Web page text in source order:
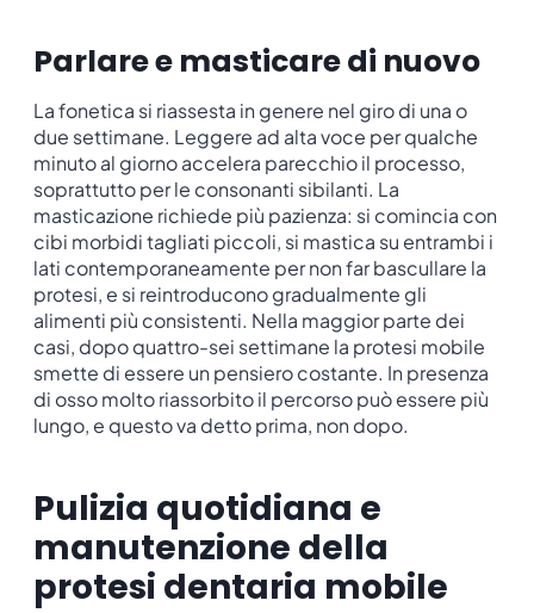
Parlare e masticare di nuovo
La fonetica si riassesta in genere nel giro di una o
due settimane. Leggere ad alta voce per qualche
minuto al giorno accelera parecchio il processo,
soprattutto per le consonanti sibilanti. La
masticazione richiede più pazienza: si comincia con
cibi morbidi tagliati piccoli, si mastica su entrambi i
lati contemporaneamente per non far bascullare la
protesi, e si reintroducono gradualmente gli
alimenti più consistenti. Nella maggior parte dei
casi, dopo quattro-sei settimane la protesi mobile
smette di essere un pensiero costante. In presenza
di osso molto riassorbito il percorso può essere più
lungo, e questo va detto prima, non dopo.
Pulizia quotidiana e
manutenzione della
protesi dentaria mobile